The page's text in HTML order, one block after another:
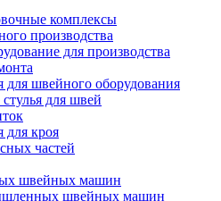
комплексы
производства
для производства
для швейного оборудования
для швей
для кроя
частей
швейных машин
швейных машин